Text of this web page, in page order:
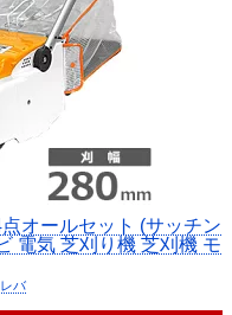
オールセット (サッチン
電気 芝刈り機 芝刈機 モ
バ